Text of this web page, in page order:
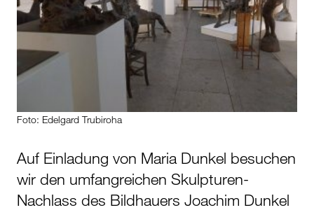
Foto: Edelgard Trubiroha
Auf Einladung von Maria Dunkel besuchen
wir den umfangreichen Skulpturen-
Nachlass des Bildhauers Joachim Dunkel